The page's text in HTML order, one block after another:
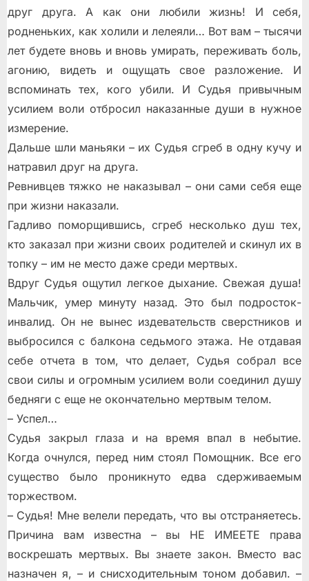
друг друга. А как они любили жизнь! И себя,
родненьких, как холили и лелеяли… Вот вам – тысячи
лет будете вновь и вновь умирать, переживать боль,
агонию, видеть и ощущать свое разложение. И
вспоминать тех, кого убили. И Судья привычным
усилием воли отбросил наказанные души в нужное
измерение.
Дальше шли маньяки – их Судья сгреб в одну кучу и
натравил друг на друга.
Ревнивцев тяжко не наказывал – они сами себя еще
при жизни наказали.
Гадливо поморщившись, сгреб несколько душ тех,
кто заказал при жизни своих родителей и скинул их в
топку – им не место даже среди мертвых.
Вдруг Судья ощутил легкое дыхание. Свежая душа!
Мальчик, умер минуту назад. Это был подросток-
инвалид. Он не вынес издевательств сверстников и
выбросился с балкона седьмого этажа. Не отдавая
себе отчета в том, что делает, Судья собрал все
свои силы и огромным усилием воли соединил душу
бедняги с еще не окончательно мертвым телом.
– Успел…
Судья закрыл глаза и на время впал в небытие.
Когда очнулся, перед ним стоял Помощник. Все его
существо было проникнуто едва сдерживаемым
торжеством.
– Судья! Мне велели передать, что вы отстраняетесь.
Причина вам известна – вы НЕ ИМЕЕТЕ права
воскрешать мертвых. Вы знаете закон. Вместо вас
назначен я, – и снисходительным тоном добавил. –